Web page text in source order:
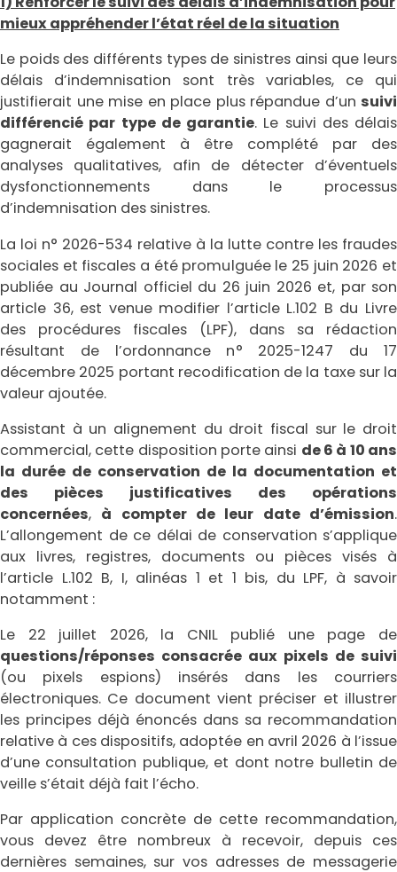
mieux appréhender l’état réel de la situation
Le poids des différents types de sinistres ainsi que leurs
délais d’indemnisation sont très variables, ce qui
justifierait une mise en place plus répandue d’un suivi
différencié par type de garantie. Le suivi des délais
gagnerait également à être complété par des
analyses qualitatives, afin de détecter d’éventuels
dysfonctionnements dans le processus
d’indemnisation des sinistres.
La loi n° 2026-534 relative à la lutte contre les fraudes
sociales et fiscales a été promulguée le 25 juin 2026 et
publiée au Journal officiel du 26 juin 2026 et, par son
article 36, est venue modifier l’article L.102 B du Livre
des procédures fiscales (LPF), dans sa rédaction
résultant de l’ordonnance n° 2025-1247 du 17
décembre 2025 portant recodification de la taxe sur la
valeur ajoutée.
Assistant à un alignement du droit fiscal sur le droit
commercial, cette disposition porte ainsi de 6 à 10 ans
la durée de conservation de la documentation et
des pièces justificatives des opérations
concernées, à compter de leur date d’émission.
L’allongement de ce délai de conservation s’applique
aux livres, registres, documents ou pièces visés à
l’article L.102 B, I, alinéas 1 et 1 bis, du LPF, à savoir
notamment :
Le 22 juillet 2026, la CNIL publié une page de
questions/réponses consacrée aux pixels de suivi
(ou pixels espions) insérés dans les courriers
électroniques. Ce document vient préciser et illustrer
les principes déjà énoncés dans sa recommandation
relative à ces dispositifs, adoptée en avril 2026 à l’issue
d’une consultation publique, et dont notre bulletin de
veille s’était déjà fait l’écho.
Par application concrète de cette recommandation,
vous devez être nombreux à recevoir, depuis ces
dernières semaines, sur vos adresses de messagerie